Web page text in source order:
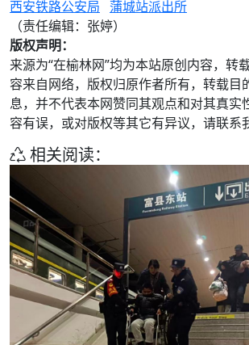
西安铁路公安局 蒲城站派出所
（责任编辑：张婷）
版权声明：
来源为“在榆林网”均为本站原创内容，转
容来自网络，版权归原作者所有，转载目
息，并不代表本网赞同其观点和对其真实
容有误，或对版权等其它有异议，请联系
相关阅读：